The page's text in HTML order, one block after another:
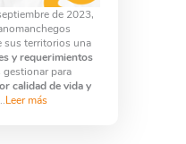
de 2023,
sus territorios una
y requerimientos
para
calidad de vida y
..Leer más